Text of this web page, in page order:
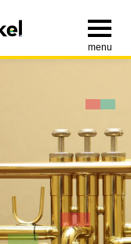
menu